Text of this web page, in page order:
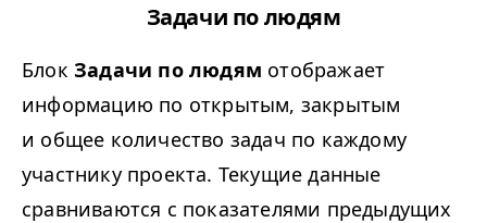
Задачи по людям
Блок Задачи по людям отображает
информацию по открытым, закрытым
и общее количество задач по каждому
участнику проекта. Текущие данные
сравниваются с показателями предыдущих